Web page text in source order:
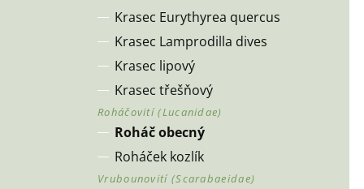
Krasec Eurythyrea quercus
Krasec Lamprodilla dives
Krasec lipový
Krasec třešňový
Roháč obecný
Roháček kozlík